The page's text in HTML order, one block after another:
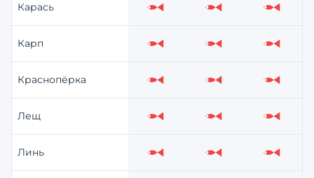
Карась Слабо Слабо Слабо
Карп Слабо Слабо Слабо
Краснопёрка Слабо Слабо Слабо
Лещ Слабо Слабо Слабо
Линь Слабо Слабо Слабо